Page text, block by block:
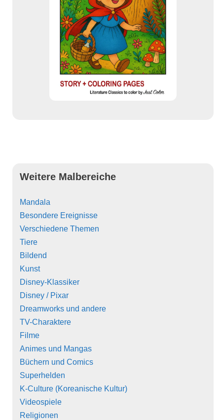
Weitere Malbereiche
Mandala
Besondere Ereignisse
Verschiedene Themen
Tiere
Bildend
Kunst
Disney-Klassiker
Disney / Pixar
Dreamworks und andere
TV-Charaktere
Filme
Animes und Mangas
Büchern und Comics
Superhelden
K-Culture (Koreanische Kultur)
Videospiele
Religionen